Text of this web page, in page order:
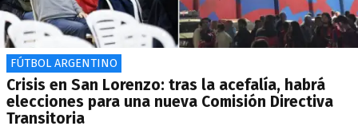
FÚTBOL ARGENTINO
Crisis en San Lorenzo: tras la acefalía, habrá
elecciones para una nueva Comisión Directiva
Transitoria